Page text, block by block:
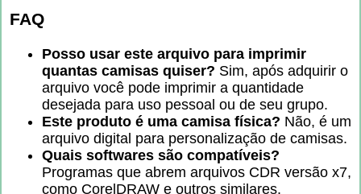
FAQ
Posso usar este arquivo para imprimir
quantas camisas quiser? Sim, após adquirir o
arquivo você pode imprimir a quantidade
desejada para uso pessoal ou de seu grupo.
Este produto é uma camisa física? Não, é um
arquivo digital para personalização de camisas.
Quais softwares são compatíveis?
Programas que abrem arquivos CDR versão x7,
como CorelDRAW e outros similares.